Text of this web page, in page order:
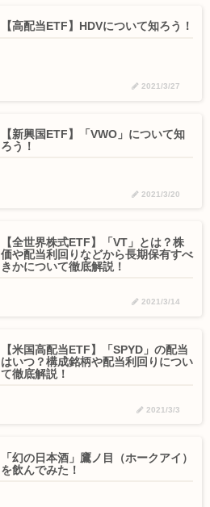
【高配当ETF】HDVについて知ろう！
2021/3/27
【新興国ETF】「VWO」について知
ろう！
2021/3/20
【全世界株式ETF】「VT」とは？株
価や配当利回りなどから長期保有すべ
きかについて徹底解説！
2021/3/14
【米国高配当ETF】「SPYD」の配当
はいつ？構成銘柄や配当利回りについ
て徹底解説！
2021/3/3
「幻の日本酒」鷹ノ目（ホークアイ）
を飲んでみた！